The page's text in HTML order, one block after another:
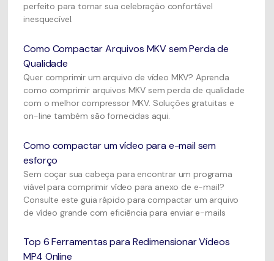
perfeito para tornar sua celebração confortável
inesquecível.
Como Compactar Arquivos MKV sem Perda de
Qualidade
Quer comprimir um arquivo de vídeo MKV? Aprenda
como comprimir arquivos MKV sem perda de qualidade
com o melhor compressor MKV. Soluções gratuitas e
on-line também são fornecidas aqui.
Como compactar um vídeo para e-mail sem
esforço
Sem coçar sua cabeça para encontrar um programa
viável para comprimir vídeo para anexo de e-mail?
Consulte este guia rápido para compactar um arquivo
de vídeo grande com eficiência para enviar e-mails
Top 6 Ferramentas para Redimensionar Vídeos
MP4 Online